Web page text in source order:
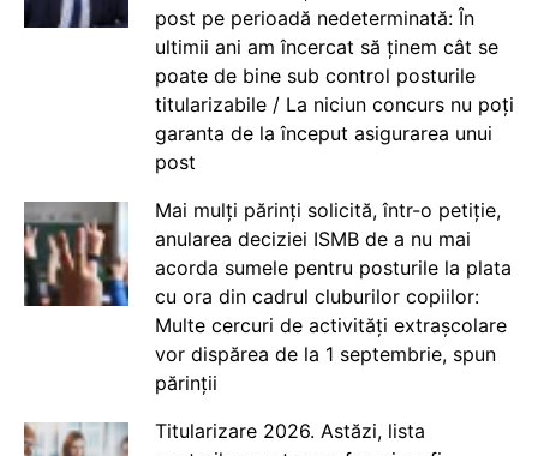
post pe perioadă nedeterminată: În
ultimii ani am încercat să ținem cât se
poate de bine sub control posturile
titularizabile / La niciun concurs nu poți
garanta de la început asigurarea unui
post
Mai mulți părinți solicită, într-o petiție,
anularea deciziei ISMB de a nu mai
acorda sumele pentru posturile la plata
cu ora din cadrul cluburilor copiilor:
Multe cercuri de activități extrașcolare
vor dispărea de la 1 septembrie, spun
părinții
Titularizare 2026. Astăzi, lista